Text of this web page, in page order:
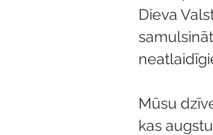
Dieva
Mūsu
kas